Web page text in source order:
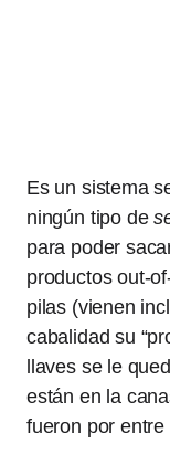
Es un sistema
ningún tipo de
para poder
productos out-
pilas (vienen
cabalidad su
llaves se le
están en la
fueron por